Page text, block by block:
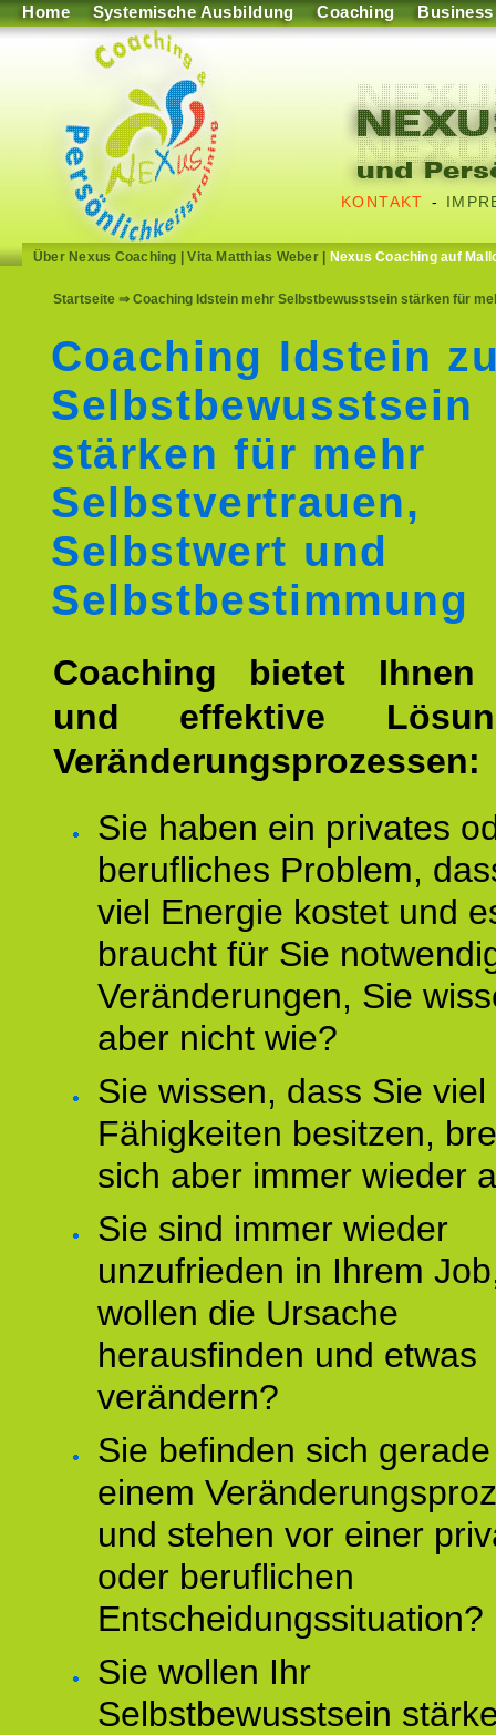
Home Systemische Ausbildung Coaching Business
KONTAKT -
Über Nexus Coaching |Vita Matthias Weber| Nexus Coaching auf
Startseite ⇒ Coaching Idstein mehr Selbstbewusstsein stärken für
Coaching Idstein
Selbstbewusstsein
stärken für mehr
Selbstvertrauen,
Selbstwert und
Selbstbestimmung
Coaching bietet Ihnen
und effektive
Veränderungsprozessen:
Sie haben ein privates
berufliches Problem,
viel Energie kostet und
braucht für Sie
Veränderungen, Sie
aber nicht wie?
Sie wissen, dass Sie
Fähigkeiten besitzen,
sich aber immer wieder
Sie sind immer wieder
unzufrieden in Ihrem
wollen die Ursache
herausfinden und etwas
verändern?
Sie befinden sich
einem
und stehen vor einer
oder beruflichen
Entscheidungssituation?
Sie wollen Ihr
Selbstbewusstsein